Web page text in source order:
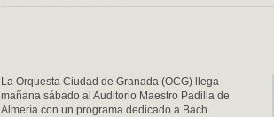
La Orquesta Ciudad de Granada (OCG) llega
mañana sábado al Auditorio Maestro Padilla de
Almería con un programa dedicado a Bach.